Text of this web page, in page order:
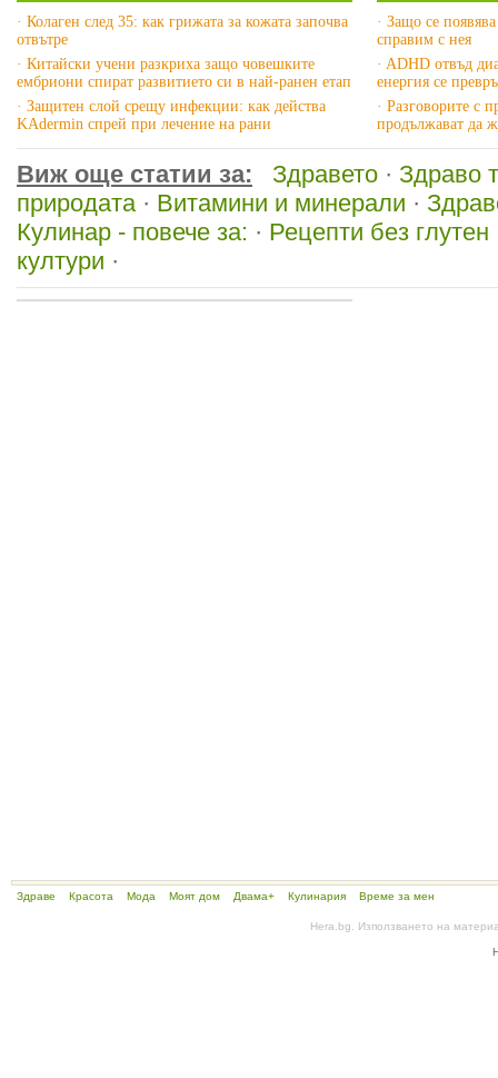
· Колаген след 35: как грижата за кожата започва
отвътре
· Китайски учени разкриха защо човешките
ембриони спират развитието си в най-ранен етап
· Защитен слой срещу инфекции: как действа
KAdermin спрей при лечение на рани
· Защо се
справим с нея
· ADHD отвъд
енергия се
· Разговорите с
продължават да
Виж още статии за: Здравето · Здраво
природата· Витамини и минерали ·
Кулинар - повече за: · Рецепти без глутен
култури ·
Здраве Красота Мода Моят дом Двама+ Кулинария Време за мен
Hera.bg. Използването на